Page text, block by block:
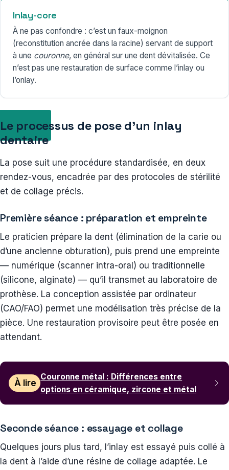
Inlay-core
À ne pas confondre : c’est un faux-moignon
(reconstitution ancrée dans la racine) servant de support
à une couronne, en général sur une dent dévitalisée. Ce
n’est pas une restauration de surface comme l’inlay ou
l’onlay.
Le processus de pose d’un inlay
dentaire
La pose suit une procédure standardisée, en deux
rendez-vous, encadrée par des protocoles de stérilité
et de collage précis.
Première séance : préparation et empreinte
Le praticien prépare la dent (élimination de la carie ou
d’une ancienne obturation), puis prend une empreinte
— numérique (scanner intra-oral) ou traditionnelle
(silicone, alginate) — qu’il transmet au laboratoire de
prothèse. La conception assistée par ordinateur
(CAO/FAO) permet une modélisation très précise de la
pièce. Une restauration provisoire peut être posée en
attendant.
À lire
Couronne métal : Différences entre
options en céramique, zircone et métal
Seconde séance : essayage et collage
Quelques jours plus tard, l’inlay est essayé puis collé à
la dent à l’aide d’une résine de collage adaptée. Le